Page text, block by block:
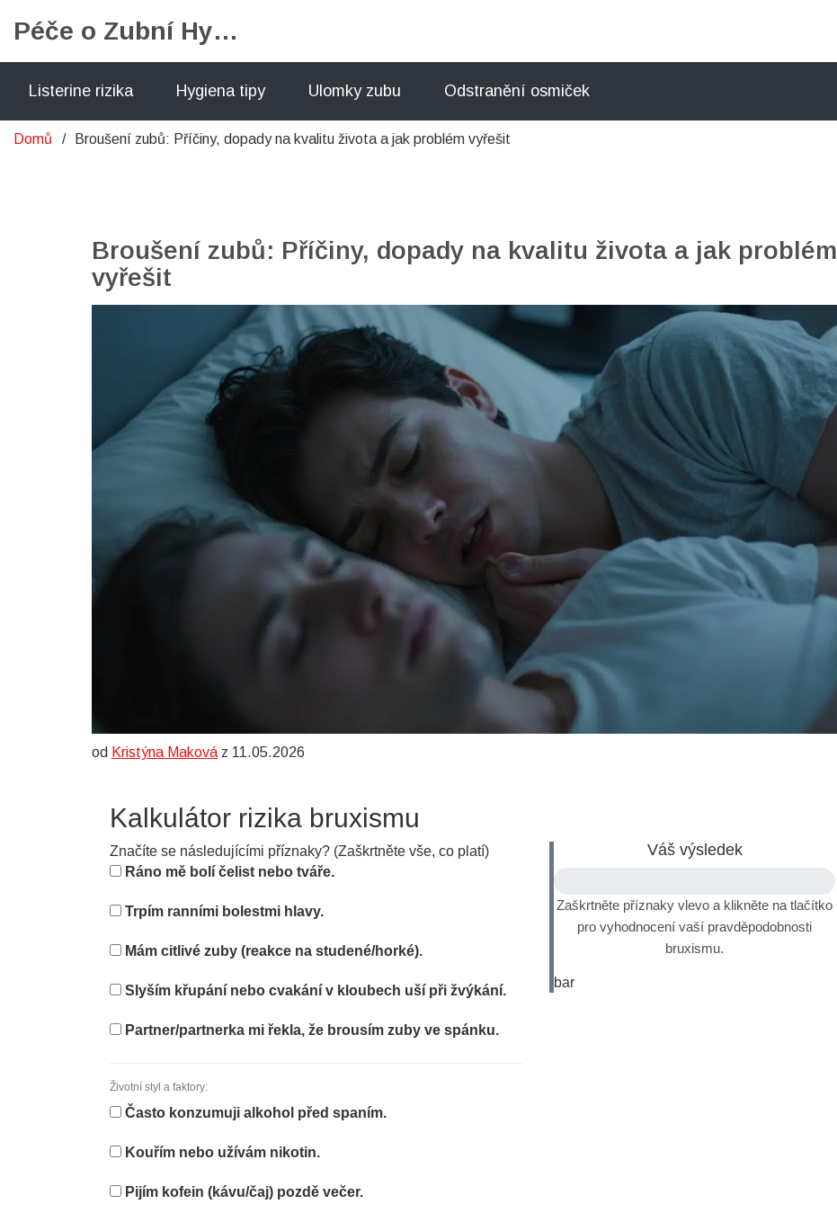
Péče o Zubní Hygienu
Listerine rizika Hygiena tipy Ulomky zubu Odstranění osmiček
Domů Broušení zubů: Příčiny, dopady na kvalitu života a jak problém vyřešit
Broušení zubů: Příčiny, dopady na kvalitu života a jak problém
vyřešit
od Kristýna Maková z 11.05.2026
Kalkulátor rizika bruxismu
Značíte se následujícími příznaky? (Zaškrtněte vše, co platí)
Ráno mě bolí čelist nebo tváře.
Trpím ranními bolestmi hlavy.
Mám citlivé zuby (reakce na studené/horké).
Slyším křupání nebo cvakání v kloubech uší při žvýkání.
Partner/partnerka mi řekla, že brousím zuby ve spánku.
Životní styl a faktory:
Často konzumuji alkohol před spaním.
Kouřím nebo užívám nikotin.
Pijím kofein (kávu/čaj) pozdě večer.
Váš výsledek
Vyplňte dotazník
Zaškrtněte příznaky vlevo a klikněte na tlačítko
pro vyhodnocení vaší pravděpodobnosti
bruxismu.
bar